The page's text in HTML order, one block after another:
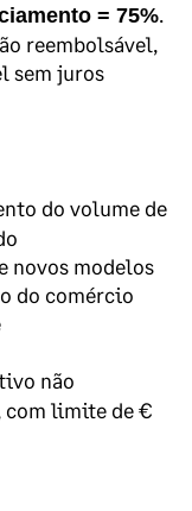
= 75%.
reembolsável,
sem juros
do volume de
novos modelos
do comércio
não
com limite de €